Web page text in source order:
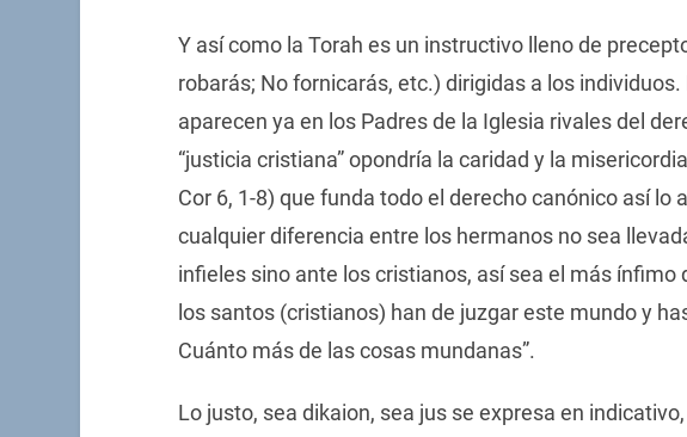
Y así como la Torah es un instructivo lleno de
robarás; No fornicarás, etc.) dirigidas a los
aparecen ya en los Padres de la Iglesia rivales del
“justicia cristiana” opondría la caridad y la
Cor 6, 1-8) que funda todo el derecho canónico así lo
cualquier diferencia entre los hermanos no sea
infieles sino ante los cristianos, así sea el más ínfimo
los santos (cristianos) han de juzgar este mundo y
Cuánto más de las cosas mundanas”.
Lo justo, sea dikaion, sea jus se expresa en